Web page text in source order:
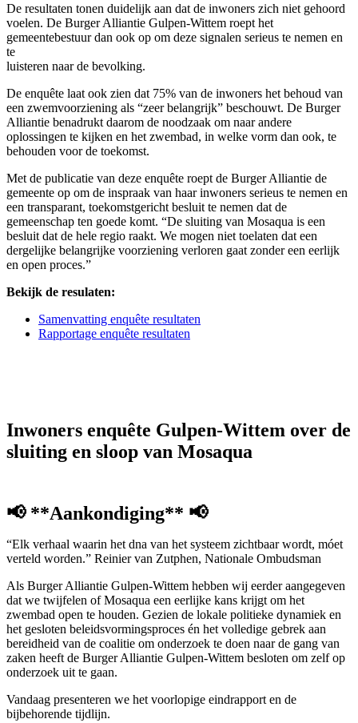
De resultaten tonen duidelijk aan dat de inwoners zich niet gehoord
voelen. De Burger Alliantie Gulpen-Wittem roept het
gemeentebestuur dan ook op om deze signalen serieus te nemen en
te
luisteren naar de bevolking.
De enquête laat ook zien dat 75% van de inwoners het behoud van
een zwemvoorziening als “zeer belangrijk” beschouwt. De Burger
Alliantie benadrukt daarom de noodzaak om naar andere
oplossingen te kijken en het zwembad, in welke vorm dan ook, te
behouden voor de toekomst.
Met de publicatie van deze enquête roept de Burger Alliantie de
gemeente op om de inspraak van haar inwoners serieus te nemen en
een transparant, toekomstgericht besluit te nemen dat de
gemeenschap ten goede komt. “De sluiting van Mosaqua is een
besluit dat de hele regio raakt. We mogen niet toelaten dat een
dergelijke belangrijke voorziening verloren gaat zonder een eerlijk
en open proces.”
Bekijk de resulaten:
Samenvatting enquête resultaten
Rapportage enquête resultaten
Inwoners enquête Gulpen-Wittem over de
sluiting en sloop van Mosaqua
📢 **Aankondiging** 📢
“Elk verhaal waarin het dna van het systeem zichtbaar wordt, móet
verteld worden.” Reinier van Zutphen, Nationale Ombudsman
Als Burger Alliantie Gulpen-Wittem hebben wij eerder aangegeven
dat we twijfelen of Mosaqua een eerlijke kans krijgt om het
zwembad open te houden. Gezien de lokale politieke dynamiek en
het gesloten beleidsvormingsproces én het volledige gebrek aan
bereidheid van de coalitie om onderzoek te doen naar de gang van
zaken heeft de Burger Alliantie Gulpen-Wittem besloten om zelf op
onderzoek uit te gaan.
Vandaag presenteren we het voorlopige eindrapport en de
bijbehorende tijdlijn.